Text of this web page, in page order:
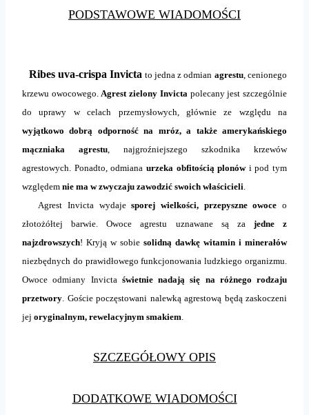
PODSTAWOWE WIADOMOŚCI
Ribes uva-crispa Invicta to jedna z odmian agrestu, cenionego
krzewu owocowego.Agrest zielony Invicta polecany jest szczególnie
do uprawy w celach przemysłowych, głównie ze względu na
wyjątkowo dobrą odporność na mróz, a także amerykańskiego
mączniaka agrestu, najgroźniejszego szkodnika krzewów
agrestowych. Ponadto, odmiana urzeka obfitością plonówi pod tym
względem nie ma w zwyczaju zawodzić swoich właścicieli.
Agrest Invicta wydajesporej wielkości, przepyszne owoce o
złotożółtej barwie. Owoce agrestu uznawane są za jedne z
najzdrowszych! Kryją w sobie solidną dawkę witamin i minerałów
niezbędnych do prawidłowego funkcjonowania ludzkiego organizmu.
Owoce odmiany Invicta świetnie nadają się na różnego rodzaju
przetwory. Goście poczęstowani nalewką agrestową będą zaskoczeni
jej oryginalnym, rewelacyjnym smakiem.
SZCZEGÓŁOWY OPIS
DODATKOWE WIADOMOŚCI